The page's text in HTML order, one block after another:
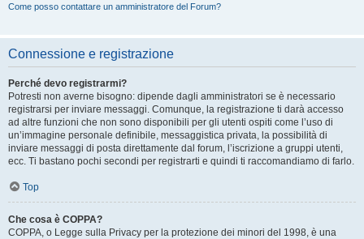
Come posso contattare un amministratore del Forum?
Connessione e registrazione
Perché devo registrarmi?
Potresti non averne bisogno: dipende dagli amministratori se è necessario
registrarsi per inviare messaggi. Comunque, la registrazione ti darà accesso
ad altre funzioni che non sono disponibili per gli utenti ospiti come l’uso di
un’immagine personale definibile, messaggistica privata, la possibilità di
inviare messaggi di posta direttamente dal forum, l’iscrizione a gruppi utenti,
ecc. Ti bastano pochi secondi per registrarti e quindi ti raccomandiamo di farlo.
Top
Che cosa è COPPA?
COPPA, o Legge sulla Privacy per la protezione dei minori del 1998, è una